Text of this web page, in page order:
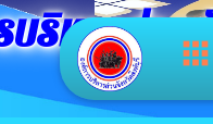
apps
บริหารส่วน